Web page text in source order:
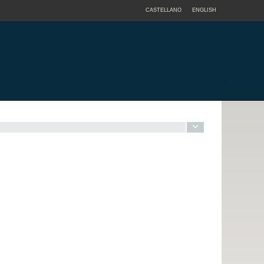
CASTELLANO ENGLISH